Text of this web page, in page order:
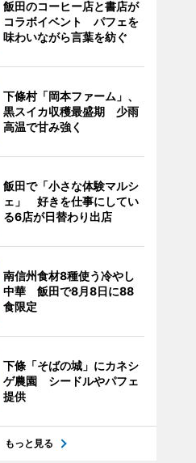
飯田のコーヒー店と書店が
コラボイベント パフェを
味わいながら言葉を紡ぐ
下條村「岡本ファーム」、
黒スイカ収穫最盛期 少雨
高温で甘み強く
飯田で「小さな体験マルシ
ェ」 好きを仕事にしてい
る6店が日替わり出店
南信州食材8種使う冷やし
中華 飯田で8月8日に88
食限定
下條「そばの城」にカネシ
ゲ農園 シードルやパフェ
提供
もっと見る